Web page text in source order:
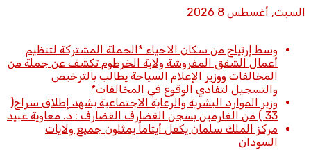
السبت, أغسطس 8 2026
وسط إرتياح من سكان الاحياء *الحملة المشتركة لتنظيم
أعمال الشقق المفروشة ولاية الخرطوم تكشف عن جملة من
المخالفات ووزير الإعلام السياحة يطالب بالترخيص
والتسجيل لتفادي الوقوع في المخالفات*
وزير الموارد البشرية والرعاية الاجتماعية يشهد إطلاق سراح(
33 ) من الغارمين بسجن القضارف القضارف : د. معاوية عبيد
مركز الملك سلمان يكفل أيتاماً يمثلون جميع ولايات
السودان